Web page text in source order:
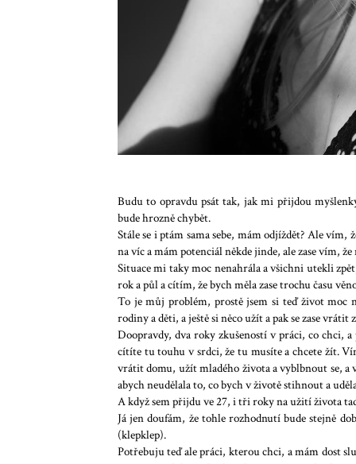
Budu to opravdu psát tak, jak mi přijdou
bude hrozně chybět.
Stále se i ptám sama sebe, mám odjíždět? Ale
na víc a mám potenciál někde jinde, ale zase vím,
Situace mi taky moc nenahrála a všichni utekli
rok a půl a cítím, že bych měla zase trochu času
To je můj problém, prostě jsem si teď život moc
rodiny a děti, a ještě si něco užít a pak se zase vrátit
Doopravdy, dva roky zkušeností v práci, co chci,
cítíte tu touhu v srdci, že tu musíte a chcete žít.
vrátit domu, užít mladého života a vyblbnout se, a
abych neudělala to, co bych v životě stihnout a
A když sem přijdu ve 27, i tři roky na užití života
Já jen doufám, že tohle rozhodnutí bude stejně
(klepklep).
Potřebuju teď ale práci, kterou chci, a mám dost